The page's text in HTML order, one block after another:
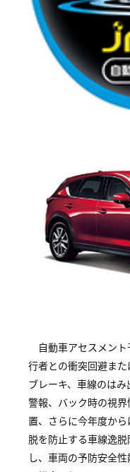
自動車アセスメン
行者との衝突回避ま
ブレーキ、車線のは
警報、バック時の視
置、さらに今年度か
脱を防止する車線逸
し、車両の予防安全